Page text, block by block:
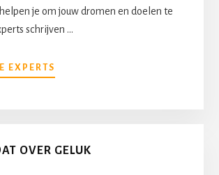
je om jouw dromen en doelen te
schrijven …
EXPERTS
EXPERTS
OVER GELUK